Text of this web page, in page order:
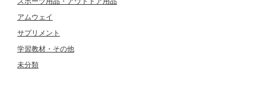
アムウェイ
サプリメント
学習教材・その他
未分類